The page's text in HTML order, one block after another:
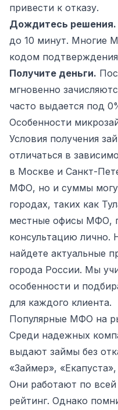
привести к отказу.
Дождитесь решения.
до 10 минут. Многие
кодом
Получите деньги.
мгновенно
часто выдается под
Особенности
Условия получения
отличаться в
в Москве и Санкт-
МФО, но и суммы
городах, таких как
местные офисы МФО,
консультацию лично.
найдете актуальные
города России. Мы
особенности и
для каждого клиента.
Популярные МФО на
Среди надежных
выдают займы без
«Займер»,
Они работают по
рейтинг. Однако